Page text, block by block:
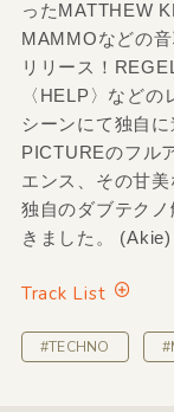
ったMATTHEW
MAMMOなどの
リリース！
〈HELP〉など
シーンにて独自
PICTUREのフル
エンス、その甘
独自のダブテク
きました。 (Akie)
Track List
#TECHNO